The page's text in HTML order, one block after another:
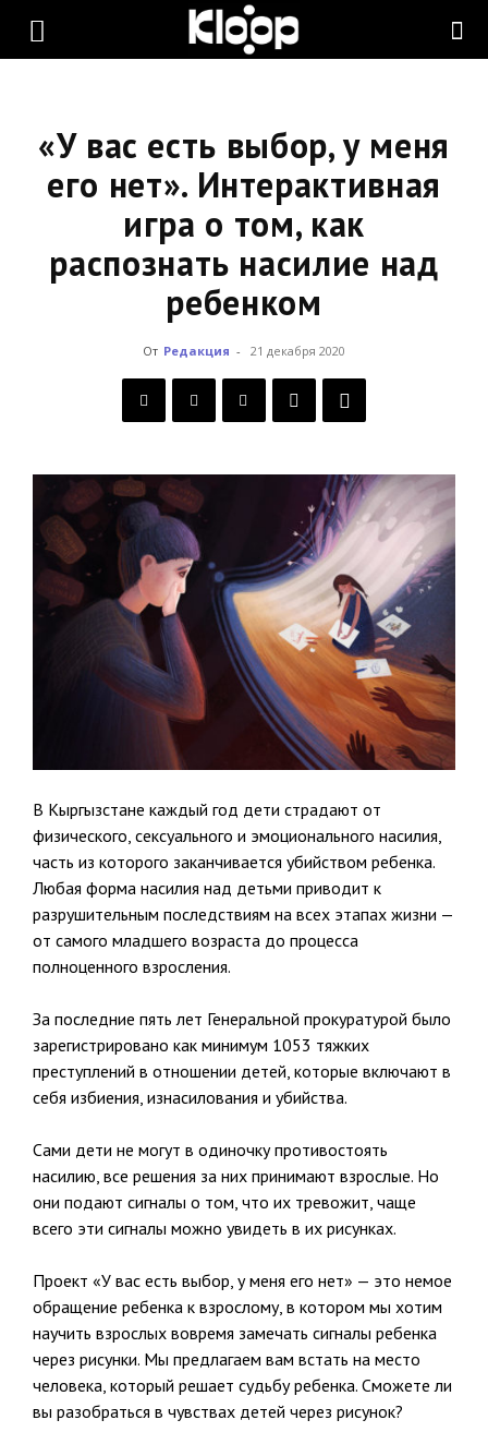
KLOOP.KG
«У вас есть выбор, у меня
его нет». Интерактивная
игра о том, как
распознать насилие над
ребенком
От Редакция - 21 декабря 2020
В Кыргызстане каждый год дети страдают от
физического, сексуального и эмоционального насилия,
часть из которого заканчивается убийством ребенка.
Любая форма насилия над детьми приводит к
разрушительным последствиям на всех этапах жизни —
от самого младшего возраста до процесса
полноценного взросления.
За последние пять лет Генеральной прокуратурой было
зарегистрировано как минимум 1053 тяжких
преступлений в отношении детей, которые включают в
себя избиения, изнасилования и убийства.
Сами дети не могут в одиночку противостоять
насилию, все решения за них принимают взрослые. Но
они подают сигналы о том, что их тревожит, чаще
всего эти сигналы можно увидеть в их рисунках.
Проект «У вас есть выбор, у меня его нет» — это немое
обращение ребенка к взрослому, в котором мы хотим
научить взрослых вовремя замечать сигналы ребенка
через рисунки. Мы предлагаем вам встать на место
человека, который решает судьбу ребенка. Сможете ли
вы разобраться в чувствах детей через рисунок?